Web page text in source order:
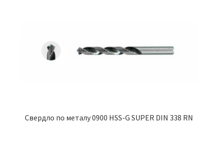
Свердло по металу 0900 HSS-G SUPER DIN 338 RN